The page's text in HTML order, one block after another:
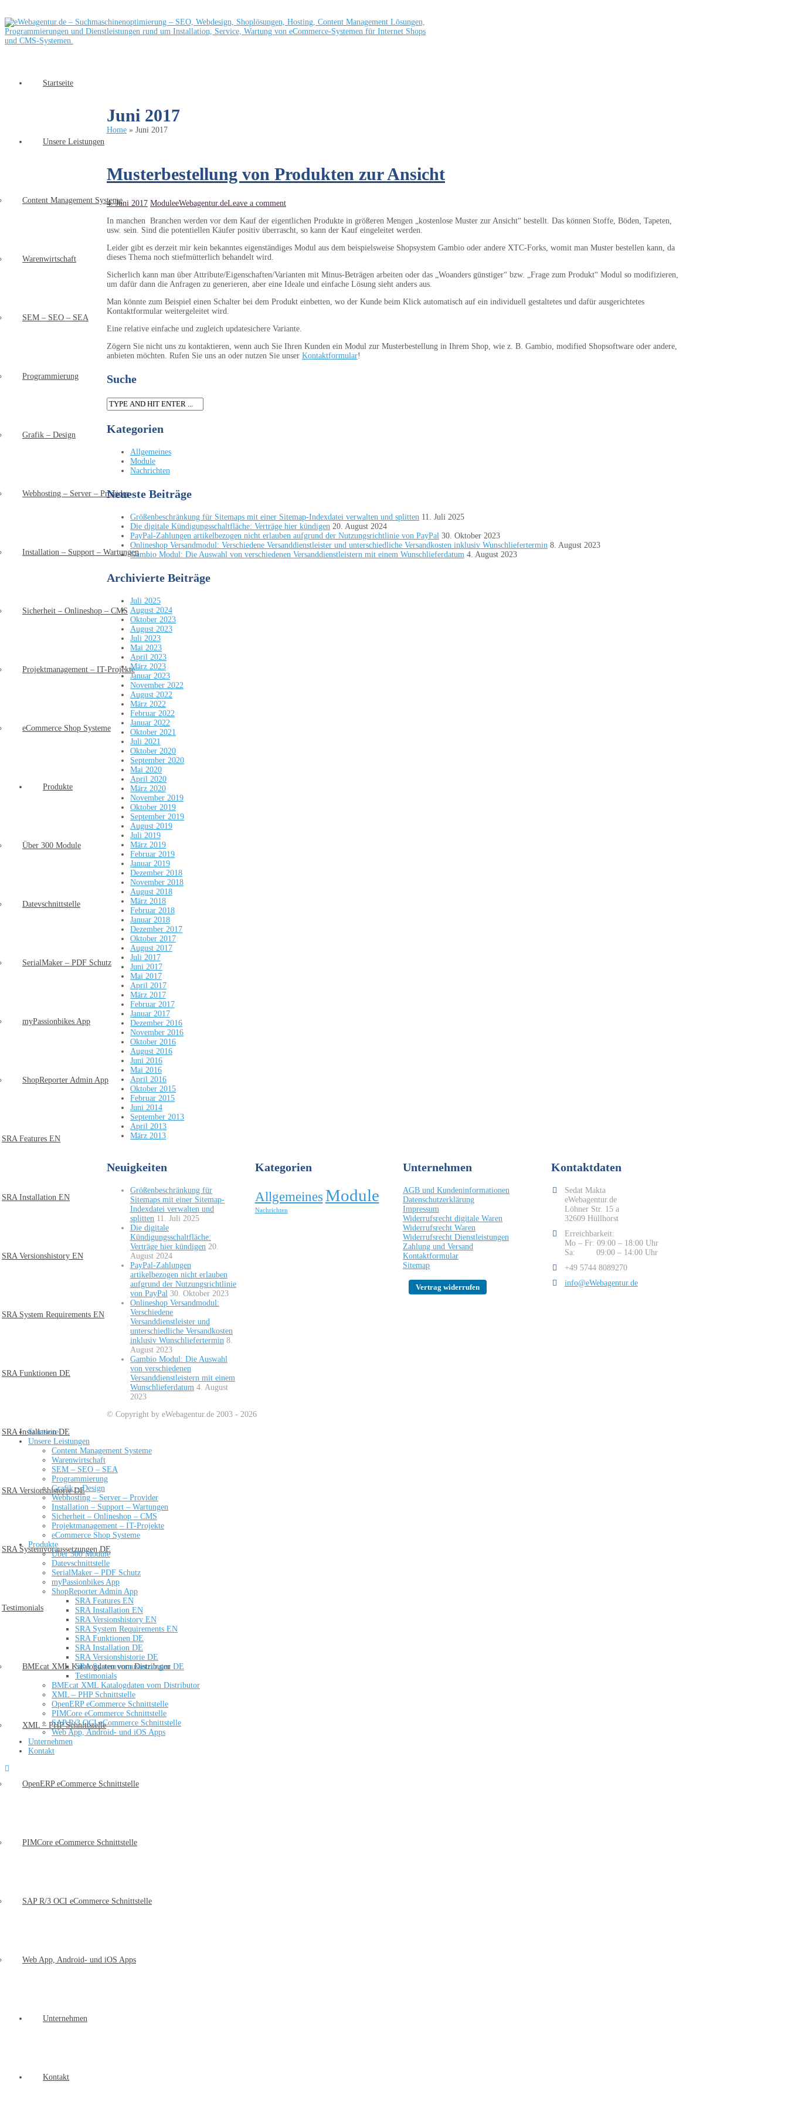
Startseite
Unsere Leistungen
Content Management Systeme
Warenwirtschaft
SEM – SEO – SEA
Programmierung
Grafik – Design
Webhosting – Server – Provider
Installation – Support – Wartungen
Sicherheit – Onlineshop – CMS
Projektmanagement – IT-Projekte
eCommerce Shop Systeme
Produkte
Über 300 Module
Datevschnittstelle
SerialMaker – PDF Schutz
myPassionbikes App
ShopReporter Admin App
SRA Features EN
SRA Installation EN
SRA Versionshistory EN
SRA System Requirements EN
SRA Funktionen DE
SRA Installation DE
SRA Versionshistorie DE
SRA Systemvoraussetzungen DE
Testimonials
BMEcat XML Katalogdaten vom Distributor
XML – PHP Schnittstelle
OpenERP eCommerce Schnittstelle
PIMCore eCommerce Schnittstelle
SAP R/3 OCI eCommerce Schnittstelle
Web App, Android- und iOS Apps
Unternehmen
Kontakt
Juni 2017
Home » Juni 2017
Musterbestellung von Produkten zur Ansicht
4. Juni 2017 ModuleeWebagentur.deLeave a comment
In manchen Branchen werden vor dem Kauf der eigentlichen Produkte in größeren Mengen „kostenlose Muster zur Ansicht“ bestellt. Das können Stoffe, Böden, Tapeten,
usw. sein. Sind die potentiellen Käufer positiv überrascht, so kann der Kauf eingeleitet werden.
Leider gibt es derzeit mir kein bekanntes eigenständiges Modul aus dem beispielsweise Shopsystem Gambio oder andere XTC-Forks, womit man Muster bestellen kann, da
dieses Thema noch stiefmütterlich behandelt wird.
Sicherlich kann man über Attribute/Eigenschaften/Varianten mit Minus-Beträgen arbeiten oder das „Woanders günstiger“ bzw. „Frage zum Produkt“ Modul so modifizieren,
um dafür dann die Anfragen zu generieren, aber eine Ideale und einfache Lösung sieht anders aus.
Man könnte zum Beispiel einen Schalter bei dem Produkt einbetten, wo der Kunde beim Klick automatisch auf ein individuell gestaltetes und dafür ausgerichtetes
Kontaktformular weitergeleitet wird.
Eine relative einfache und zugleich updatesichere Variante.
Zögern Sie nicht uns zu kontaktieren, wenn auch Sie Ihren Kunden ein Modul zur Musterbestellung in Ihrem Shop, wie z. B. Gambio, modified Shopsoftware oder andere,
anbieten möchten. Rufen Sie uns an oder nutzen Sie unser Kontaktformular!
Suche
Kategorien
Allgemeines
Module
Nachrichten
Neueste Beiträge
Größenbeschränkung für Sitemaps mit einer Sitemap-Indexdatei verwalten und splitten 11. Juli 2025
Die digitale Kündigungsschaltfläche: Verträge hier kündigen 20. August 2024
PayPal-Zahlungen artikelbezogen nicht erlauben aufgrund der Nutzungsrichtlinie von PayPal 30. Oktober 2023
Onlineshop Versandmodul: Verschiedene Versanddienstleister und unterschiedliche Versandkosten inklusiv Wunschliefertermin 8. August 2023
Gambio Modul: Die Auswahl von verschiedenen Versanddienstleistern mit einem Wunschlieferdatum 4. August 2023
Archivierte Beiträge
Juli 2025
August 2024
Oktober 2023
August 2023
Juli 2023
Mai 2023
April 2023
März 2023
Januar 2023
November 2022
August 2022
März 2022
Februar 2022
Januar 2022
Oktober 2021
Juli 2021
Oktober 2020
September 2020
Mai 2020
April 2020
März 2020
November 2019
Oktober 2019
September 2019
August 2019
Juli 2019
März 2019
Februar 2019
Januar 2019
Dezember 2018
November 2018
August 2018
März 2018
Februar 2018
Januar 2018
Dezember 2017
Oktober 2017
August 2017
Juli 2017
Juni 2017
Mai 2017
April 2017
März 2017
Februar 2017
Januar 2017
Dezember 2016
November 2016
Oktober 2016
August 2016
Juni 2016
Mai 2016
April 2016
Oktober 2015
Februar 2015
Juni 2014
September 2013
April 2013
März 2013
Neuigkeiten
Größenbeschränkung für
Sitemaps mit einer Sitemap-
Indexdatei verwalten und
splitten 11. Juli 2025
Die digitale
Kündigungsschaltfläche:
Verträge hier kündigen 20.
August 2024
PayPal-Zahlungen
artikelbezogen nicht erlauben
aufgrund der Nutzungsrichtlinie
von PayPal 30. Oktober 2023
Onlineshop Versandmodul:
Verschiedene
Versanddienstleister und
unterschiedliche Versandkosten
inklusiv Wunschliefertermin 8.
August 2023
Gambio Modul: Die Auswahl
von verschiedenen
Versanddienstleistern mit einem
Wunschlieferdatum 4. August
2023
Kategorien
Allgemeines Module
Nachrichten
Unternehmen
AGB und Kundeninformationen
Datenschutzerklärung
Impressum
Widerrufsrecht digitale Waren
Widerrufsrecht Waren
Widerrufsrecht Dienstleistungen
Zahlung und Versand
Kontaktformular
Sitemap
Kontaktdaten
Sedat Makta
eWebagentur.de
Löhner Str. 15 a
32609 Hüllhorst
Erreichbarkeit:
Mo – Fr: 09:00 – 18:00 Uhr
Sa: 09:00 – 14:00 Uhr
+49 5744 8089270
info@eWebagentur.de
© Copyright by eWebagentur.de 2003 - 2026
Startseite
Unsere Leistungen
Content Management Systeme
Warenwirtschaft
SEM – SEO – SEA
Programmierung
Grafik – Design
Webhosting – Server – Provider
Installation – Support – Wartungen
Sicherheit – Onlineshop – CMS
Projektmanagement – IT-Projekte
eCommerce Shop Systeme
Produkte
Über 300 Module
Datevschnittstelle
SerialMaker – PDF Schutz
myPassionbikes App
ShopReporter Admin App
SRA Features EN
SRA Installation EN
SRA Versionshistory EN
SRA System Requirements EN
SRA Funktionen DE
SRA Installation DE
SRA Versionshistorie DE
SRA Systemvoraussetzungen DE
Testimonials
BMEcat XML Katalogdaten vom Distributor
XML – PHP Schnittstelle
OpenERP eCommerce Schnittstelle
PIMCore eCommerce Schnittstelle
SAP R/3 OCI eCommerce Schnittstelle
Web App, Android- und iOS Apps
Unternehmen
Kontakt